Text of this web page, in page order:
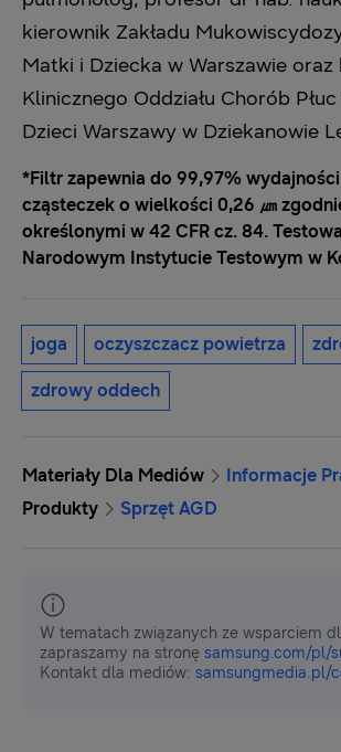
kierownik Zakładu
Matki i Dziecka w Warszawie oraz
Klinicznego Oddziału Chorób
Dzieci Warszawy w Dziekanowie
*Filtr zapewnia do 99,97%
cząsteczek o wielkości 0,26 ㎛
określonymi w 42 CFR cz. 84.
Narodowym Instytucie Testowym w
joga oczyszczacz powietrza
zdrowy oddech
Materiały Dla Mediów
Informacje
Produkty
Sprzęt AGD
W tematach związanych ze wsparciem
zapraszamy na stronę samsung.com/pl/
Kontakt dla mediów: samsungmedia.pl/